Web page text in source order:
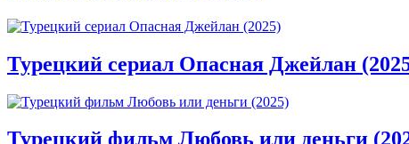
Турецкий сериал Опасная Джейлан
Турецкий фильм Любовь или деньги